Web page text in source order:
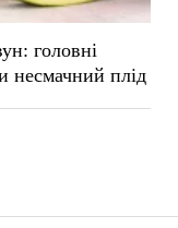
головні
несмачний плід